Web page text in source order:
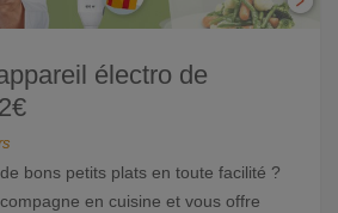
électro de
bons petits plats en toute facilité ?
en cuisine et vous offre